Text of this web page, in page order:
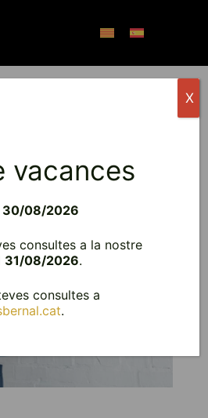
vacances
30/08/2026
consultes a la nostre
31/08/2026.
consultes a
.
X